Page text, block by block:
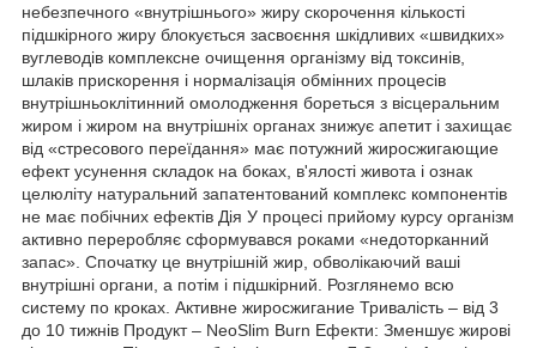
небезпечного «внутрішнього» жиру скорочення кількості
підшкірного жиру блокується засвоєння шкідливих «швидких»
вуглеводів комплексне очищення організму від токсинів,
шлаків прискорення і нормалізація обмінних процесів
внутрішньоклітинний омолодження бореться з вісцеральним
жиром і жиром на внутрішніх органах знижує апетит і захищає
від «стресового переїдання» має потужний жиросжигающие
ефект усунення складок на боках, в'ялості живота і ознак
целюліту натуральний запатентований комплекс компонентів
не має побічних ефектів Дія У процесі прийому курсу організм
активно переробляє сформувався роками «недоторканний
запас». Спочатку це внутрішній жир, обволікаючий ваші
внутрішні органи, а потім і підшкірний. Розглянемо всю
систему по кроках. Активне жиросжигание Тривалість – від 3
до 10 тижнів Продукт – NeoSlim Burn Ефекти: Зменшує жирові